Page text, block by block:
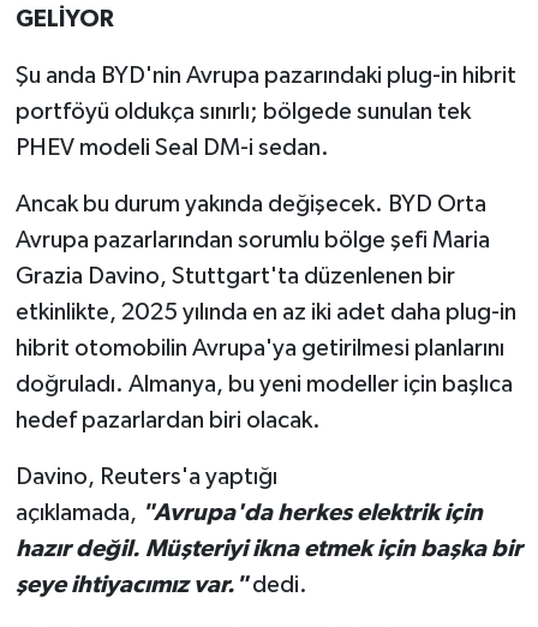
GELİYOR
Şu anda BYD'nin Avrupa pazarındaki plug-in hibrit
portföyü oldukça sınırlı; bölgede sunulan tek
PHEV modeli Seal DM-i sedan.
Ancak bu durum yakında değişecek. BYD Orta
Avrupa pazarlarından sorumlu bölge şefi Maria
Grazia Davino, Stuttgart'ta düzenlenen bir
etkinlikte, 2025 yılında en az iki adet daha plug-in
hibrit otomobilin Avrupa'ya getirilmesi planlarını
doğruladı. Almanya, bu yeni modeller için başlıca
hedef pazarlardan biri olacak.
Davino, Reuters'a yaptığı
açıklamada, "Avrupa'da herkes elektrik için
hazır değil. Müşteriyi ikna etmek için başka bir
şeye ihtiyacımız var."dedi.